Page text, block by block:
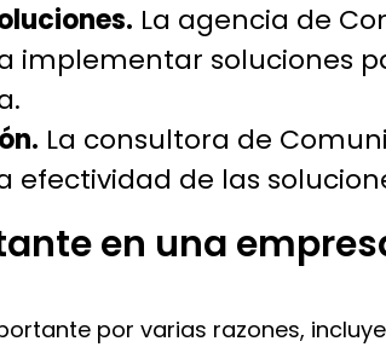
La agencia de
implementar soluciones
La consultora de
efectividad de las
en una
por varias razones,